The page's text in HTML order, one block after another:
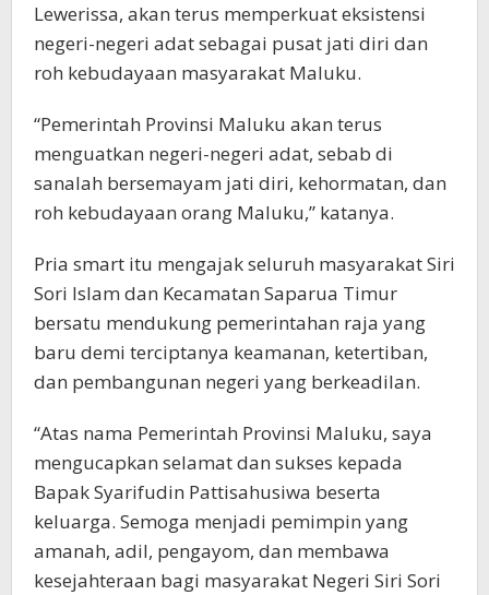
Lewerissa, akan terus memperkuat eksistensi
negeri-negeri adat sebagai pusat jati diri dan
roh kebudayaan masyarakat Maluku.
“Pemerintah Provinsi Maluku akan terus
menguatkan negeri-negeri adat, sebab di
sanalah bersemayam jati diri, kehormatan, dan
roh kebudayaan orang Maluku,” katanya.
Pria smart itu mengajak seluruh masyarakat Siri
Sori Islam dan Kecamatan Saparua Timur
bersatu mendukung pemerintahan raja yang
baru demi terciptanya keamanan, ketertiban,
dan pembangunan negeri yang berkeadilan.
“Atas nama Pemerintah Provinsi Maluku, saya
mengucapkan selamat dan sukses kepada
Bapak Syarifudin Pattisahusiwa beserta
keluarga. Semoga menjadi pemimpin yang
amanah, adil, pengayom, dan membawa
kesejahteraan bagi masyarakat Negeri Siri Sori